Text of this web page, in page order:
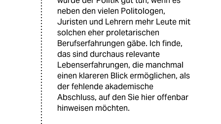
neben den vielen Politologen,
Juristen und Lehrern mehr Leute mit
solchen eher proletarischen
Berufserfahrungen gäbe. Ich finde,
das sind durchaus relevante
Lebenserfahrungen, die manchmal
einen klareren Blick ermöglichen, als
der fehlende akademische
Abschluss, auf den Sie hier offenbar
hinweisen möchten.